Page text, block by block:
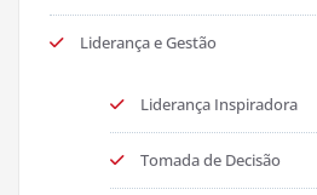
Liderança e Gestão
Liderança Inspiradora
Tomada de Decisão